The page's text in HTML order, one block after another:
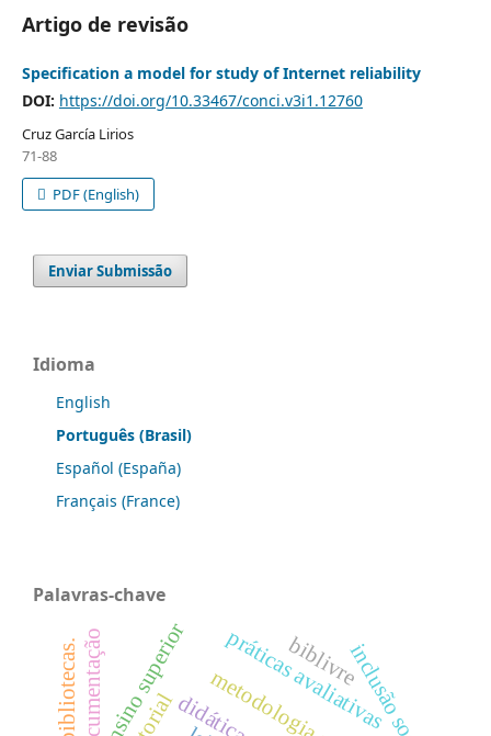
Artigo de revisão
Specification a model for study of Internet reliability
DOI: https://doi.org/10.33467/conci.v3i1.12760
Cruz García Lirios
71-88
PDF (English)
Enviar Submissão
Idioma
English
Português (Brasil)
Español (España)
Français (France)
Palavras-chave
didática
ensino superior inclusão social
documentação práticas avaliativas
biblivre